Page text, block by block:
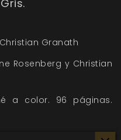
Granath
Rosenberg y Christian
a color. 96 páginas.